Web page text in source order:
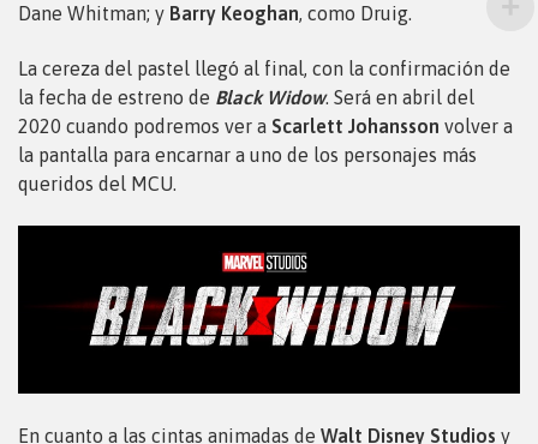
Dane Whitman; y Barry Keoghan, como Druig.
La cereza del pastel llegó al final, con la confirmación de
la fecha de estreno de Black Widow. Será en abril del
2020 cuando podremos ver a Scarlett Johansson volver a
la pantalla para encarnar a uno de los personajes más
queridos del MCU.
En cuanto a las cintas animadas de Walt Disney Studios y